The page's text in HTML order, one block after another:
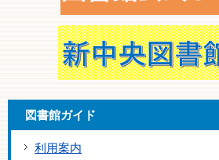
図書館ガイド
利用案内